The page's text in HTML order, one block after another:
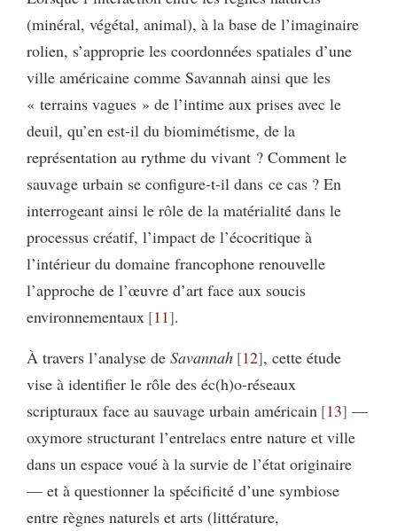
(minéral, végétal, animal), à la base de l’imaginaire
rolien, s’approprie les coordonnées spatiales d’une
ville américaine comme Savannah ainsi que les
« terrains vagues » de l’intime aux prises avec le
deuil, qu’en est-il du biomimétisme, de la
représentation au rythme du vivant ? Comment le
sauvage urbain se configure-t-il dans ce cas ? En
interrogeant ainsi le rôle de la matérialité dans le
processus créatif, l’impact de l’écocritique à
l’intérieur du domaine francophone renouvelle
l’approche de l’œuvre d’art face aux soucis
environnementaux 11 .
À travers l’analyse de Savannah 12 , cette étude
vise à identifier le rôle des éc(h)o-réseaux
scripturaux face au sauvage urbain américain 13 —
oxymore structurant l’entrelacs entre nature et ville
dans un espace voué à la survie de l’état originaire
— et à questionner la spécificité d’une symbiose
entre règnes naturels et arts (littérature,